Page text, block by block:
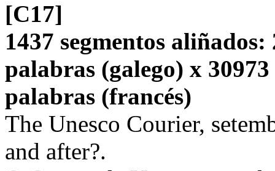
[C17]
1437 segmentos
palabras (galego) x
palabras (francés)
The Unesco Courier,
and after?.